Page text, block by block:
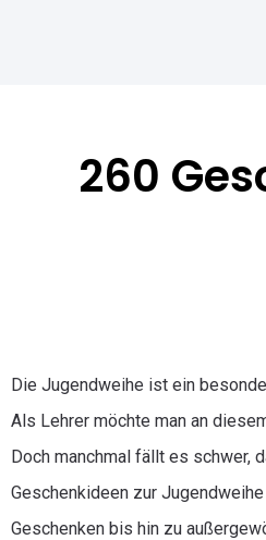
260
Die Jugendweihe ist ein
Als Lehrer möchte man an
Doch manchmal fällt es schwer,
Geschenkideen zur
Geschenken bis hin zu